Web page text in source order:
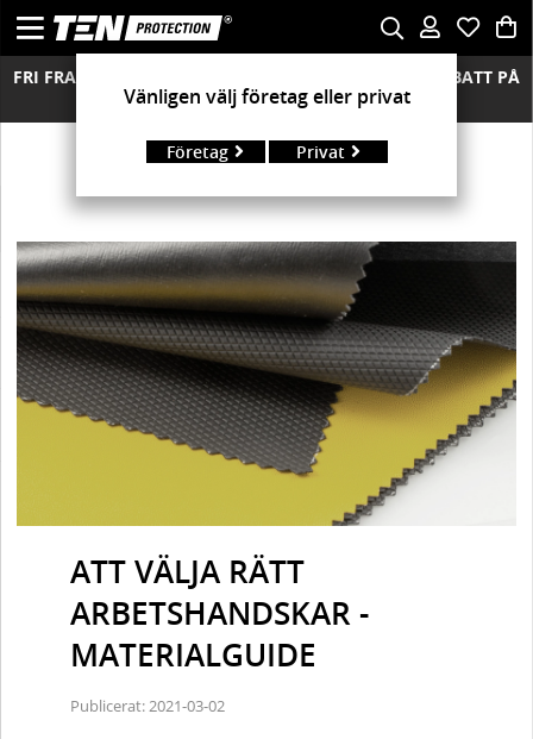
FRI FRAKT ÖVER 850 KR FRIA RETURER MÄNGDRABATT PÅ
ALLA MODELLER
ATT VÄLJA RÄTT
ARBETSHANDSKAR -
MATERIALGUIDE
Publicerat: 2021-03-02
Vänligen välj företag eller privat
Företag Privat